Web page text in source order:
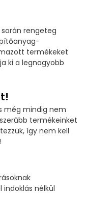
rengeteg
termékeket
ki a legnagyobb
még mindig nem
termékeinket
így nem kell
nélkül